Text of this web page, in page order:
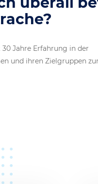
Ihre
Jahre Erfahrung in der
und ihren Zielgruppen